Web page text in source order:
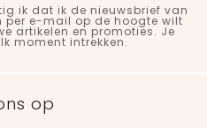
ik dat ik de nieuwsbrief van
per e-mail op de hoogte wilt
artikelen en promoties. Je
moment intrekken.
op